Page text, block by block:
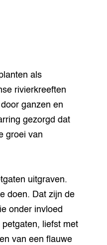
als
rivierkreeften
ganzen en
gezorgd dat
groei van
uitgraven.
doen. Dat zijn de
onder invloed
liefst met
van een flauwe